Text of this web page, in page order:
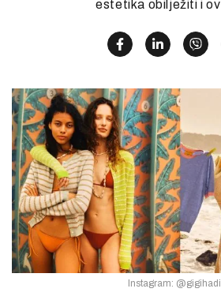
estetika obilježiti i
Instagram: